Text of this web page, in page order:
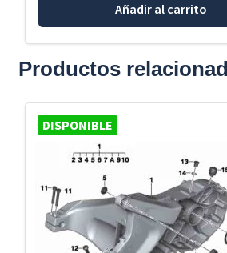
Añadir al carrito
Productos
DISPONIBLE